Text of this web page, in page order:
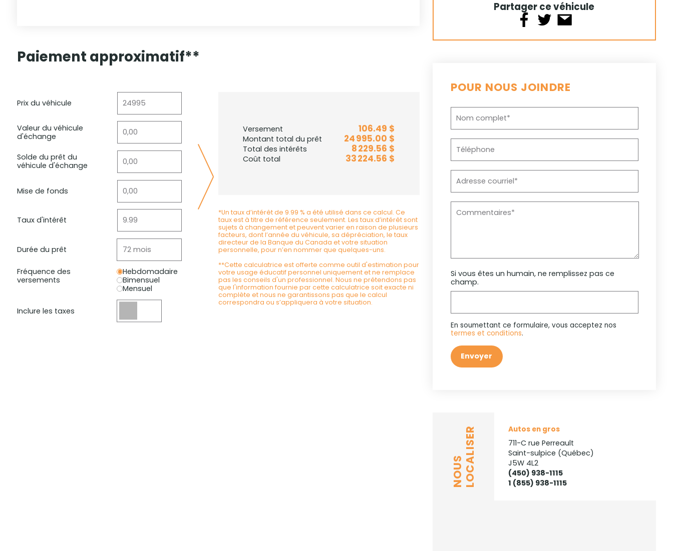
Paiement approximatif**
Prix du véhicule
Valeur du véhicule
d'échange
Solde du prêt du
véhicule d'échange
Mise de fonds
Taux d'intérêt
Durée du prêt
Fréquence des
versements
Hebdomadaire
Bimensuel
Mensuel
Inclure les taxes
Versement 106.49 $
Montant total du prêt 24 995.00 $
Total des intérêts 8 229.56 $
Coût total 33 224.56 $
*Un taux d’intérêt de 9.99 % a été utilisé dans ce calcul. Ce
taux est à titre de référence seulement. Les taux d’intérêt sont
sujets à changement et peuvent varier en raison de plusieurs
facteurs, dont l’année du véhicule, sa dépréciation, le taux
directeur de la Banque du Canada et votre situation
personnelle, pour n’en nommer que quelques-uns.
**Cette calculatrice est offerte comme outil d'estimation pour
votre usage éducatif personnel uniquement et ne remplace
pas les conseils d'un professionnel. Nous ne prétendons pas
que l'information fournie par cette calculatrice soit exacte ni
complète et nous ne garantissons pas que le calcul
correspondra ou s’appliquera à votre situation.
Partager ce véhicule
POUR NOUS JOINDRE
Si vous êtes un humain, ne remplissez pas ce
champ.
En soumettant ce formulaire, vous acceptez nos
termes et conditions.
Envoyer
NOUSLOCALISER Autos en gros
711-C rue Perreault
Saint-sulpice (Québec)
J5W 4L2
(450) 938-1115
1 (855) 938-1115